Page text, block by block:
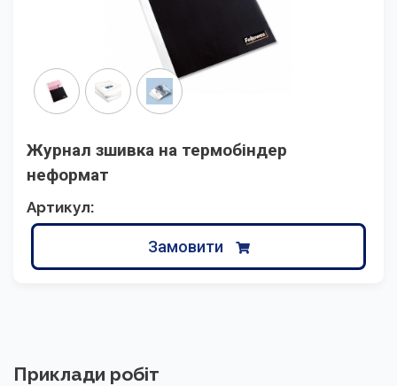
Журнал зшивка на термобіндер
неформат
Артикул:
Замовити
Приклади робіт